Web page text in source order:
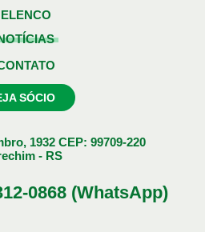
ELENCO
SÓCIO
1932 CEP: 99709-220
- RS
0868 (WhatsApp)